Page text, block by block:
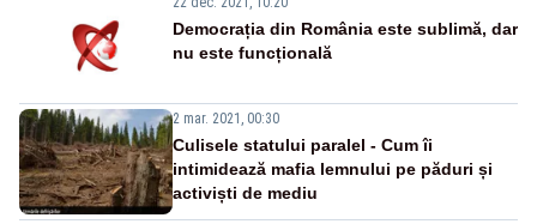
Democrația din România este sublimă, dar
nu este funcțională
2 mar. 2021, 00:30
Culisele statului paralel - Cum îi
intimidează mafia lemnului pe păduri și
activiști de mediu